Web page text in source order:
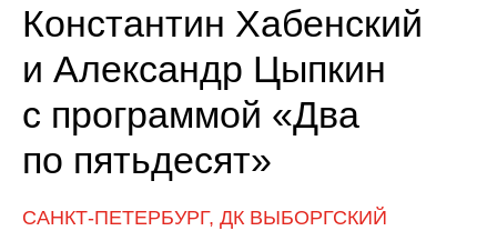
Константин Хабенский
и Александр Цыпкин
с программой «Два
по пятьдесят»
САНКТ-ПЕТЕРБУРГ, ДК ВЫБОРГСКИЙ